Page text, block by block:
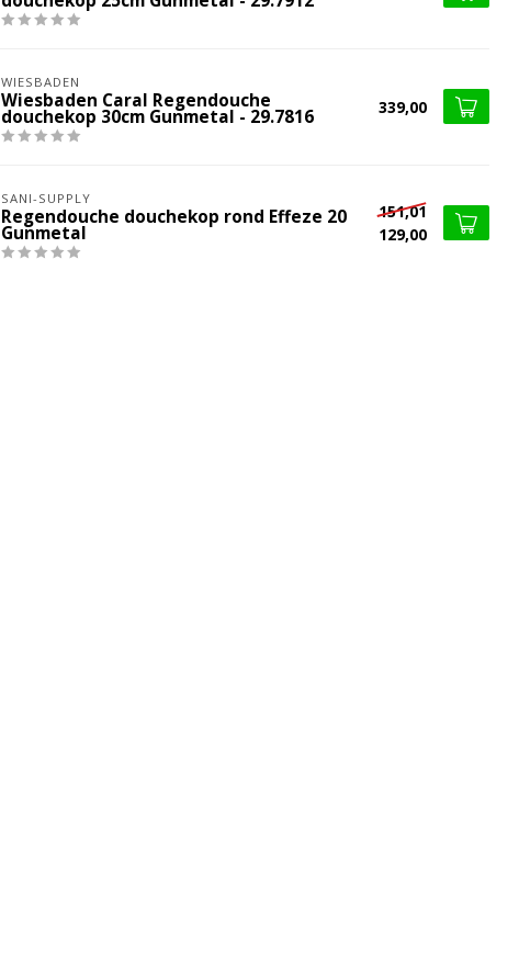
WIESBADEN
Wiesbaden Caral Regendouche
douchekop 30cm Gunmetal - 29.7816 339,00
SANI-SUPPLY
Regendouche douchekop rond Effeze 20
Gunmetal
151,01
129,00